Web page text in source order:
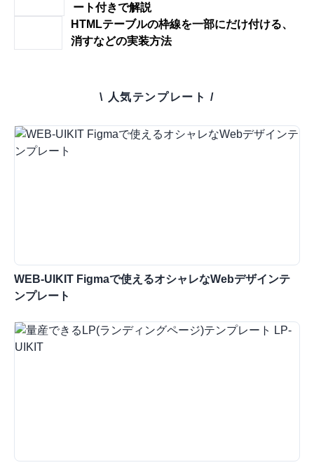
ート付きで解説
HTMLテーブルの枠線を一部にだけ付ける、
消すなどの実装方法
\ 人気テンプレート /
WEB-UIKIT Figmaで使えるオシャレなWebデザインテ
ンプレート